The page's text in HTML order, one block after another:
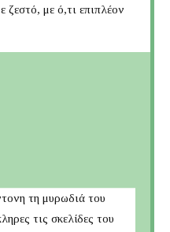
ζεστό, με ό,τι επιπλέον
τη μυρωδιά του
τις σκελίδες του